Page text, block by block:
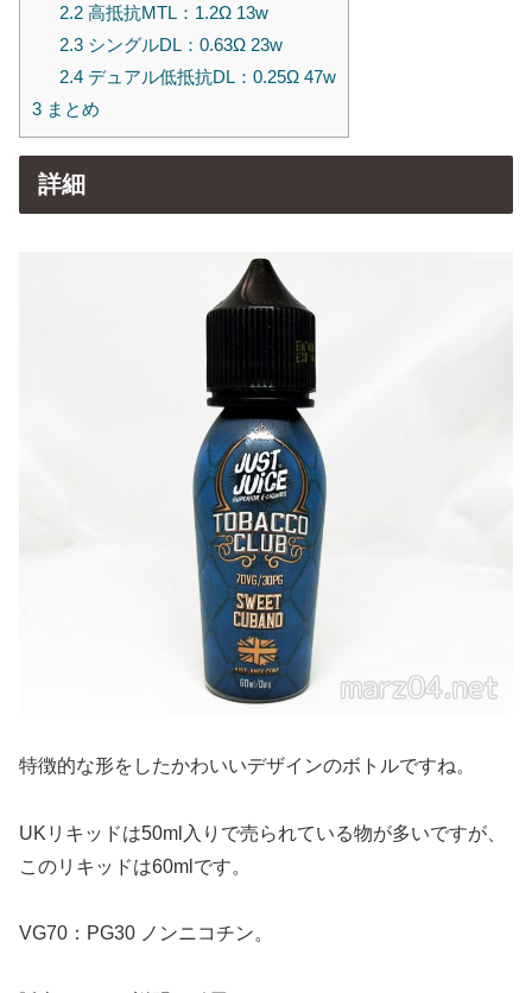
2.2高抵抗MTL：1.2Ω 13w
2.3シングルDL：0.63Ω 23w
2.4デュアル低抵抗DL：0.25Ω 47w
3 まとめ
詳細
特徴的な形をしたかわいいデザインのボトルですね。
UKリキッドは50ml入りで売られている物が多いですが、
このリキッドは60mlです。
VG70：PG30 ノンニコチン。